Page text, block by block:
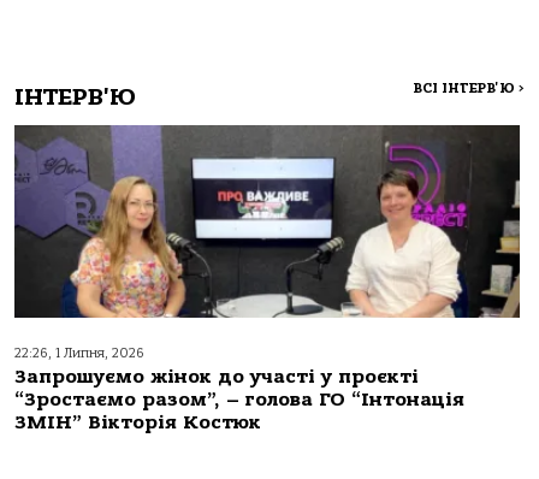
ІНТЕРВ'Ю ВСІ ІНТЕРВ'Ю >
22:26, 1 Липня, 2026
Запрошуємо жінок до участі у проєкті
“Зростаємо разом”, – голова ГО “Інтонація
ЗМІН” Вікторія Костюк